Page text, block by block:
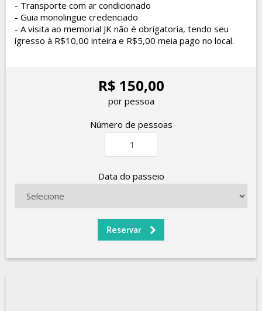
- Transporte com ar condicionado
- Guia monolingue credenciado
- A visita ao memorial JK não é obrigatoria, tendo seu
igresso à R$10,00 inteira e R$5,00 meia pago no local.
R$ 150,00
por pessoa
Número de pessoas
Data do passeio